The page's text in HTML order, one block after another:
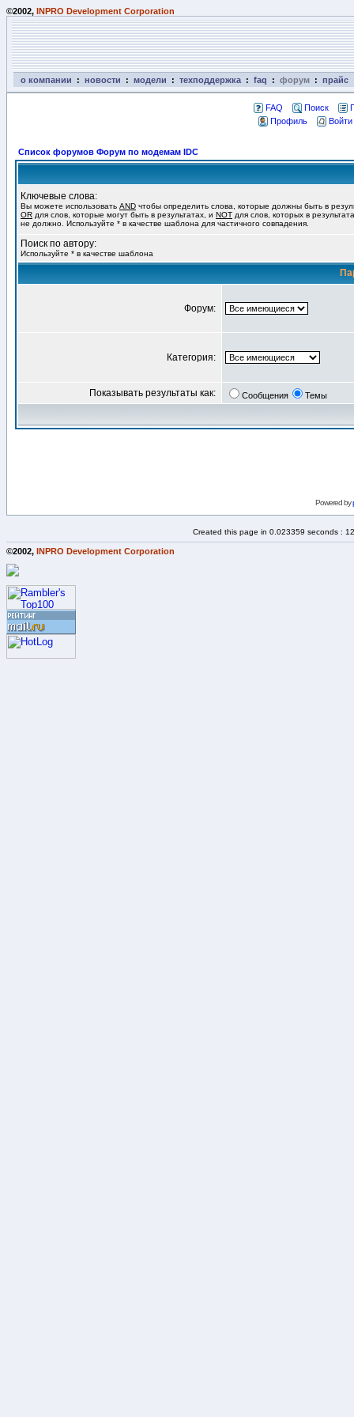
©2002, INPRO Development Corporation
о компании : новости : модели : техподдержка : faq : форум : прайс
FAQ Поиск
Профиль
Список форумов Форум по модемам IDC
Ключевые слова:
Вы можете использовать AND чтобы определить слова, которые должны быть в
OR для слов, которые могут быть в результатах, и NOT для слов, которых в
не должно. Используйте * в качестве шаблона для частичного совпадения.
Поиск по автору:
Используйте * в качестве шаблона
Форум:
Категория:
Показывать результаты как: Сообщения Темы
Powered by
Created this page in 0.023359 seconds :
©2002, INPRO Development Corporation